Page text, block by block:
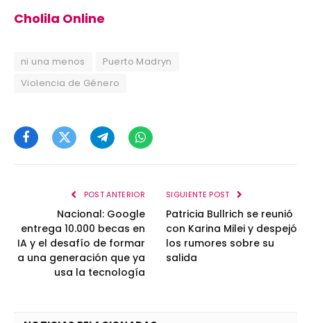
Cholila Online
ni una menos
Puerto Madryn
Violencia de Género
FacebookTwitterTelegramWhatsApp
POST ANTERIOR
Nacional: Google
entrega 10.000 becas en
IA y el desafío de formar
a una generación que ya
usa la tecnología
SIGUIENTE POST
Patricia Bullrich se reunió
con Karina Milei y despejó
los rumores sobre su
salida